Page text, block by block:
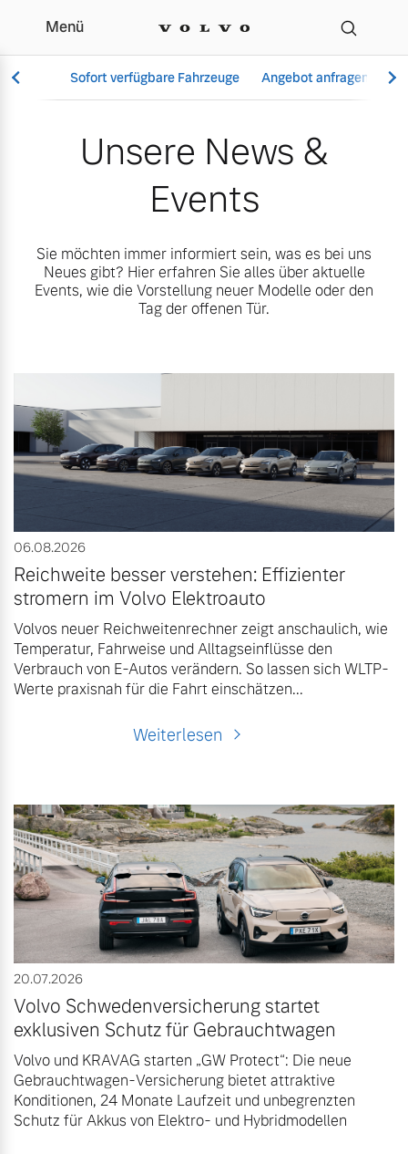
Unsere News & Events
Menü
Sofort verfügbare Fahrzeuge Angebot anfragen
Mild-Hybrid
4 Modelle
Geschäftskunden
Editionsmodelle
Konnektivität
Angebot anfragen
Fahrzeug konfigurieren
Sofort verfügbare Fahrzeuge
Volvo Selekt
Gebrauchtwagen
Die Neuwagenalternative
Mehr erfahren
Aktuelle Angebote
Geschäftskunden
Volvo Gebrauchtwagenbörse
Gebrauchtwagen
Volvo kauft Ihr Auto
Aktuelle Zubehörangebote
Zubehörkatalog
Vielzahl von Original
Volvo Winter- und
Sommer Kompletträder.
Bitte sprechen Sie uns
direkt an.
Mehr erfahren
Frühjahrscheck
Entdecken Sie unsere
saisonalen Angebote.
Mehr erfahren
Unser Team
Kontakt und Anfahrt
Unsere News & Events
Unsere News &
Events
Sie möchten immer informiert sein, was es bei uns
Neues gibt? Hier erfahren Sie alles über aktuelle
Events, wie die Vorstellung neuer Modelle oder den
Tag der offenen Tür.
06.08.2026
Reichweite besser verstehen: Effizienter
stromern im Volvo Elektroauto
Volvos neuer Reichweitenrechner zeigt anschaulich, wie
Temperatur, Fahrweise und Alltagseinflüsse den
Verbrauch von E-Autos verändern. So lassen sich WLTP-
Werte praxisnah für die Fahrt einschätzen...
Weiterlesen
20.07.2026
Volvo Schwedenversicherung startet
exklusiven Schutz für Gebrauchtwagen
Volvo und KRAVAG starten „GW Protect“: Die neue
Gebrauchtwagen-Versicherung bietet attraktive
Konditionen, 24 Monate Laufzeit und unbegrenzten
Schutz für Akkus von Elektro- und Hybridmodellen